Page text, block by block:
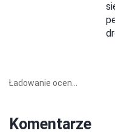
Ładowanie ocen...
Komentarze